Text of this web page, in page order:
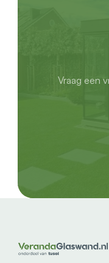
Vraag een